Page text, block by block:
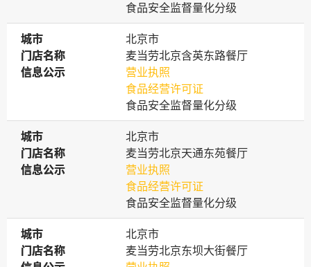
食品安全监督量化分级
城市
城市
北京市
门店名称
门店名称
麦当劳北京含英东路餐厅
信息公示
信息公示
营业执照
食品经营许可证
食品安全监督量化分级
城市
城市
北京市
门店名称
门店名称
麦当劳北京天通东苑餐厅
信息公示
信息公示
营业执照
食品经营许可证
食品安全监督量化分级
城市
城市
北京市
门店名称
门店名称
麦当劳北京东坝大街餐厅